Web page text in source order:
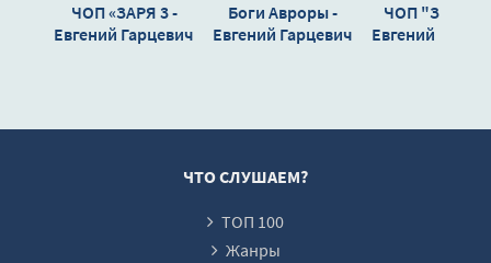
20
ЧОП «ЗАРЯ 3 -
Евгений Гарцевич
Боги Авроры -
Евгений Гарцевич
ЧОП "ЗАРЯ"
Евгений
ЧТО СЛУШАЕМ?
ТОП 100
Жанры